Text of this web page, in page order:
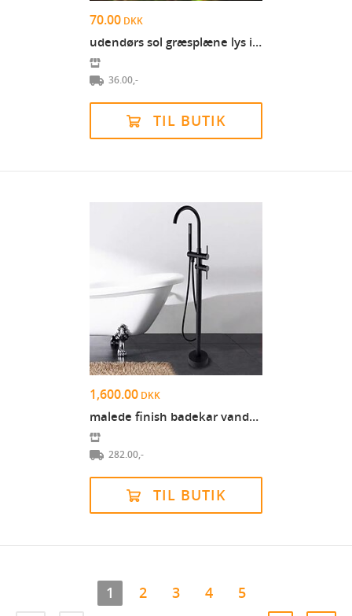
70.00 DKK
udendørs sol græsplæne lys ip65 vandtæt græsplæne...
36.00,-
TIL BUTIK
1,600.00 DKK
malede finish badekar vandhane, sort fritstående t...
282.00,-
TIL BUTIK
1 2 3 4 5